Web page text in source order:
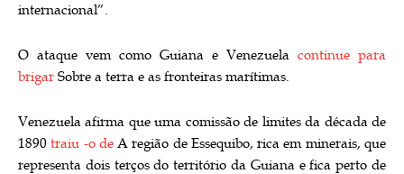
internacional”.
O ataque vem como Guiana e Venezuela continue para
brigar Sobre a terra e as fronteiras marítimas.
Venezuela afirma que uma comissão de limites da década de
1890traiu -o deA região de Essequibo, rica em minerais, que
representa dois terços do território da Guiana e fica perto de